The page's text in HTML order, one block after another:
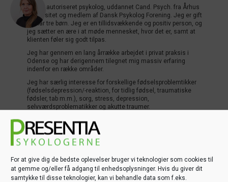
For at give dig de bedste oplevelser bruger vi teknologier som cookies til
at gemme og/eller få adgang til enhedsoplysninger. Hvis du giver dit
samtykke til disse teknologier, kan vi behandle data som f.eks.
Jeg er autoriseret psykolog, uddannet Cand. Psych. fra Århus
Universitet og medlem af Dansk Psykolog Forening. Jeg er gift
og har tre børn. Jeg er en tillidsvækkende og positiv person, og
jeg sætter en ære i at møde mennesket, hvor det er, samt at
klienten føler sig godt tilpas.
Jeg har gennem en lang årrække arbejdet i privat praksis i
Odense og har derigennem tilegnet mig massiv erfaring
indenfor en række områder.
Jeg har særlig interesse for forskellige fødselsproblemtikker
(fødselsdepression/-reaktion, for tidlig fødsel, traumatiske
fødsler, tab m.m.), sorg, stress, depression,
selvværdsproblematikker og akutte traumer.
Jeg tager i terapien udgangspunkt i den enkelte klients
problemstilling og vælger således terapimetode og –form ud fra
dette.
uddannet mig indenfor psykodynamisk terapi, kriseterapi,
systemisk terapi, kognitiv terapi og coaching. Derudover er jeg
under uddannelse til specialist i psykoterapi.